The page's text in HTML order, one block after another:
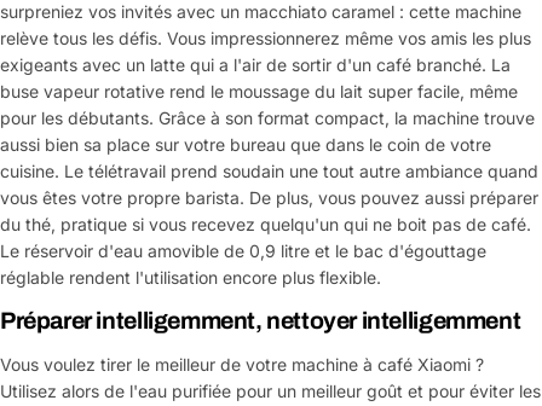
surpreniez vos invités avec un macchiato caramel : cette machine
relève tous les défis. Vous impressionnerez même vos amis les plus
exigeants avec un latte qui a l'air de sortir d'un café branché. La
buse vapeur rotative rend le moussage du lait super facile, même
pour les débutants. Grâce à son format compact, la machine trouve
aussi bien sa place sur votre bureau que dans le coin de votre
cuisine. Le télétravail prend soudain une tout autre ambiance quand
vous êtes votre propre barista. De plus, vous pouvez aussi préparer
du thé, pratique si vous recevez quelqu'un qui ne boit pas de café.
Le réservoir d'eau amovible de 0,9 litre et le bac d'égouttage
réglable rendent l'utilisation encore plus flexible.
Préparer intelligemment, nettoyer intelligemment
Vous voulez tirer le meilleur de votre machine à café Xiaomi ?
Utilisez alors de l'eau purifiée pour un meilleur goût et pour éviter les